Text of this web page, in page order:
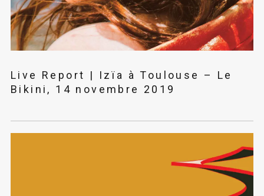
Live Report | Izïa à Toulouse – Le
Bikini, 14 novembre 2019